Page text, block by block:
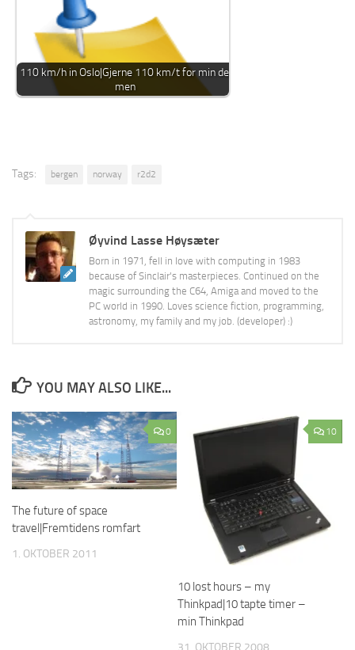
110 km/h in Oslo|Gjerne 110 km/t for min del
men
Tags: bergen norway r2d2
Øyvind Lasse Høysæter
Born in 1971, fell in love with computing in 1983
because of Sinclair's masterpieces. Continued on the
magic surrounding the C64, Amiga and moved to the
PC world in 1990. Loves science fiction, programming,
astronomy, my family and my job. (developer) :)
YOU MAY ALSO LIKE...
0
The future of space
travel|Fremtidens romfart
1. OKTOBER 2011
10
10 lost hours – my
Thinkpad|10 tapte timer –
min Thinkpad
31. OKTOBER 2008